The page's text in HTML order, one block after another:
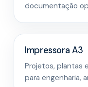
documentação
Impressora A3
Projetos, plantas
para engenharia,